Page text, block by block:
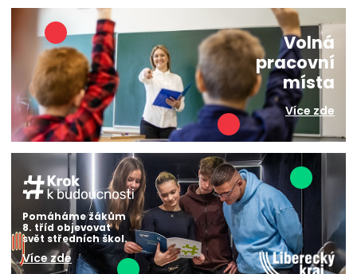
Volná
pracovní
místa
Více zde
Pomáháme žákům
8. tříd objevovat
svět středních škol.
Více zde